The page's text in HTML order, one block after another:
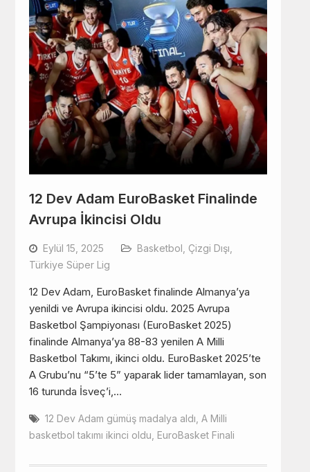
12 Dev Adam EuroBasket Finalinde
Avrupa İkincisi Oldu
Eylül 15, 2025 Basketbol Çizgi Dışı
Türkiye Süper Lig
12 Dev Adam, EuroBasket finalinde Almanya’ya
yenildi ve Avrupa ikincisi oldu. 2025 Avrupa
Basketbol Şampiyonası (EuroBasket 2025)
finalinde Almanya’ya 88-83 yenilen A Milli
Basketbol Takımı, ikinci oldu. EuroBasket 2025’te
A Grubu’nu “5’te 5” yaparak lider tamamlayan, son
16 turunda İsveç’i,…
12 Dev Adam gümüş madalya aldı A Milli
basketbol takımı ikinci oldu EuroBasket Finali